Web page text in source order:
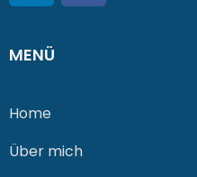
MENÜ
Home
Über mich